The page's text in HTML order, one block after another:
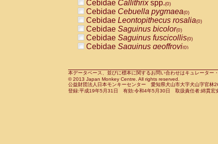
CercopithecidaeCercocebus agilis
CercopithecidaeCercocebus
CercopithecidaeCercocebus
CercopithecidaeCercocebus
CercopithecidaeCercocebus
CercopithecidaeCercocebushybrid
CercopithecidaePapio anubis(0)
CercopithecidaePapio cynocephalus
CercopithecidaePapio hamadryas(0)
Cebidae Callithrixspp.(0)
Cebidae Cebuella pygmaea(0)
Cebidae Leontopithecus rosalia(0)
Cebidae Saguinus bicolor(0)
Cebidae Saguinus fuscicollis(0)
Cebidae Saguinus geoffroyi(0)
CebidaeSaguinus leucopus(0)
CebidaeSaguinus midas(0)
Cebidae Saguinus mystax(0)
本データベース、並びに標本に関するお問い合わせはキュレータ
© 2013 Japan Monkey Centre. All rights reserved.
公益財団法人日本モンキーセンター 愛知県犬山市大字犬山字官
登録:平成19年5月31日 有効:令和4年5月30日 取扱責任者:綿貫宏